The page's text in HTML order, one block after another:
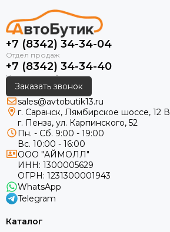
+7 (8342) 34-34-04
+7 (8342) 34-34-40
Заказать звонок
sales@avtobutik13.ru
г. Саранск, Лямбирское шоссе, 12 В
г. Пенза, ул. Карпинского, 52
Пн. - Сб. 9:00 - 19:00
Вс. 10:00 - 16:00
ООО "АЙМОЛЛ"
ИНН: 1300005629
ОГРН: 1231300001943
WhatsApp
Telegram
Каталог